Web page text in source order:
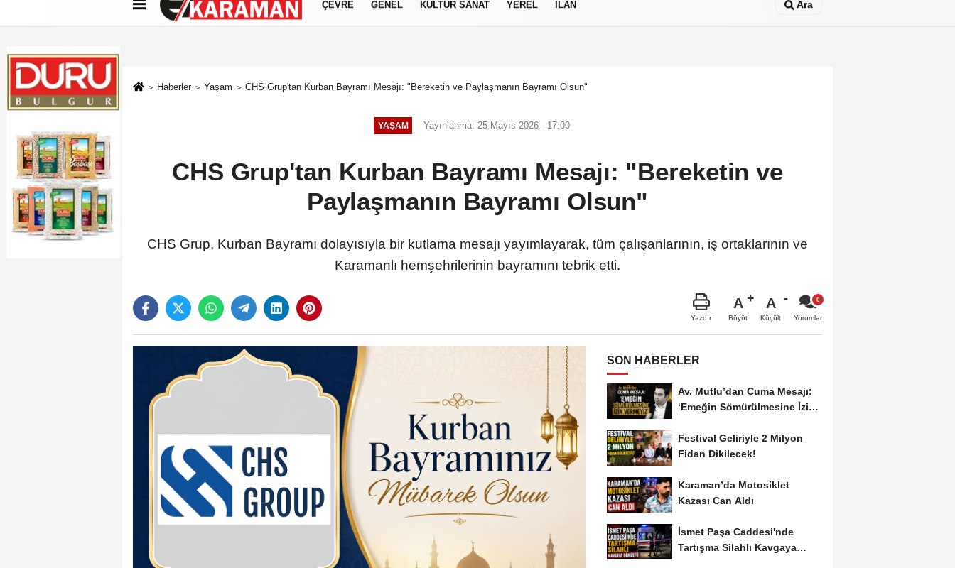
Künye İletişim Çerez Politikası Gizlilik İlkeleri
ÇEVRE GENEL KÜLTÜR SANAT YEREL İLAN Ara
Haberler Yaşam CHS Grup'tan Kurban Bayramı Mesajı: "Bereketin ve Paylaşmanın Bayramı Olsun"
YAŞAM Yayınlanma: 25 Mayıs 2026 - 17:00
CHS Grup'tan Kurban Bayramı Mesajı: "Bereketin ve
Paylaşmanın Bayramı Olsun"
CHS Grup, Kurban Bayramı dolayısıyla bir kutlama mesajı yayımlayarak, tüm çalışanlarının, iş ortaklarının ve
Karamanlı hemşehrilerinin bayramını tebrik etti.
Yazdır
A
Büyüt
A
Küçült Yorumlar
SON HABERLER
Av. Mutlu’dan Cuma Mesajı:
‘Emeğin Sömürülmesine İzin
Festival Geliriyle 2 Milyon
Fidan Dikilecek!
Karaman’da Motosiklet
Kazası Can Aldı
İsmet Paşa Caddesi'nde
Tartışma Silahlı Kavgaya